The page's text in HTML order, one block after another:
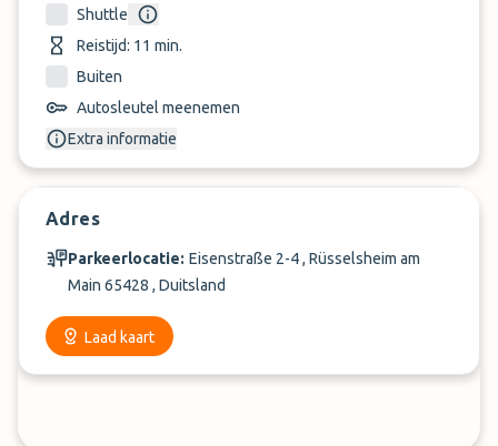
Shuttle
Reistijd: 11 min.
Buiten
Autosleutel meenemen
Extra informatie
Adres
Parkeerlocatie: Eisenstraße 2-4 , Rüsselsheim am
Main 65428 , Duitsland
Laad kaart